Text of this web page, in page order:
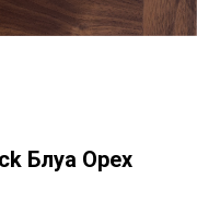
Блуа Орех